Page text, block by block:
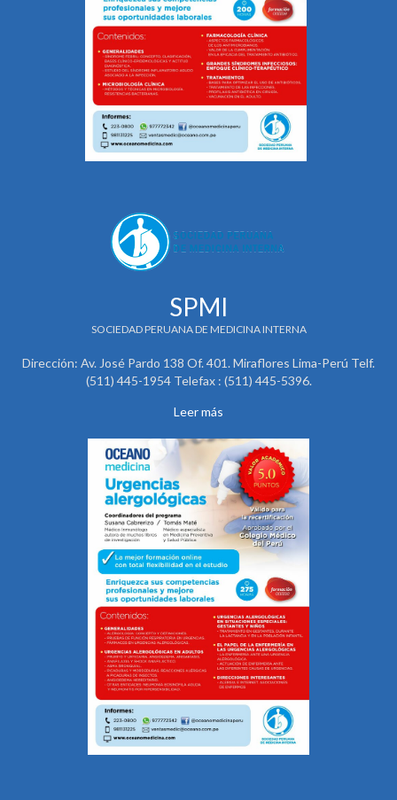
SPMI
SOCIEDAD PERUANA DE MEDICINA INTERNA
Dirección: Av. José Pardo 138 Of. 401. Miraflores Lima-Perú Telf.
(511) 445-1954 Telefax : (511) 445-5396.
Leer más